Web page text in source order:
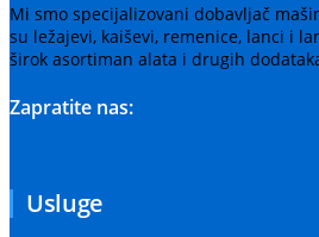
Mi smo specijalizovani dobavljač
su ležajevi, kaiševi, remenice, lanci i
širok asortiman alata i drugih
Zapratite nas:
Usluge